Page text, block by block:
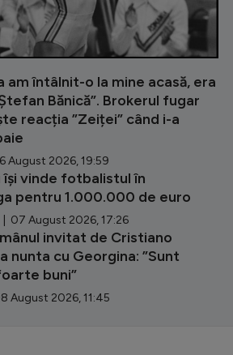
am întâlnit-o la mine acasă, era
Bănică”. Brokerul fugar
reacția ”Zeiței” când i-a
August 2026, 19:59
își vinde fotbalistul în
pentru 1.000.000 de euro
| 07 August 2026, 17:26
invitat de Cristiano
nunta cu Georgina: ”Sunt
buni”
August 2026, 11:45